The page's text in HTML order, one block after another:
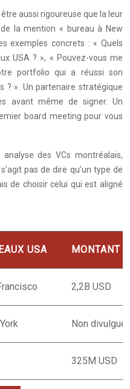
aussi rigoureuse que la leur
la mention « bureau à New
exemples concrets : « Quels
USA ? », « Pouvez-vous me
portfolio qui a réussi son
? ». Un partenaire stratégique
avant même de signer. Un
board meeting pour vous
des VCs montréalais,
pas de dire qu’un type de
de choisir celui qui est aligné
USA MONTANT
2,2B USD
Non divulgué
325M USD